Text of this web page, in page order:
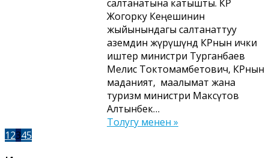
салтанатына катышты. КР
Жогорку Кеңешинин
жыйынындагы салтанаттуу
аземдин жүрүшүндө КРнын ички
иштер министри Турганбаев
Мелис Токтомамбетович, КРнын
маданият, маалымат жана
туризм министри Максүтов
Алтынбек…
Толугу менен »
12345